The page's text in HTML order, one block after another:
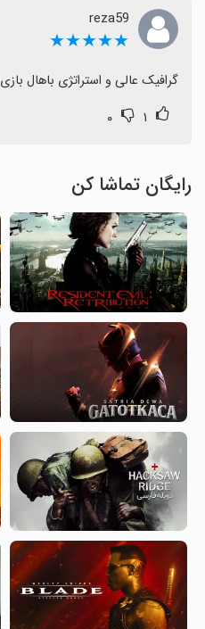
reza59
★★★★★
گرافیک عالی و استراتژی باهال بازی
۱ ۰
رایگان تماشا کن